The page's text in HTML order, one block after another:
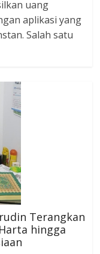
uang
aplikasi yang
Salah satu
Terangkan
hingga